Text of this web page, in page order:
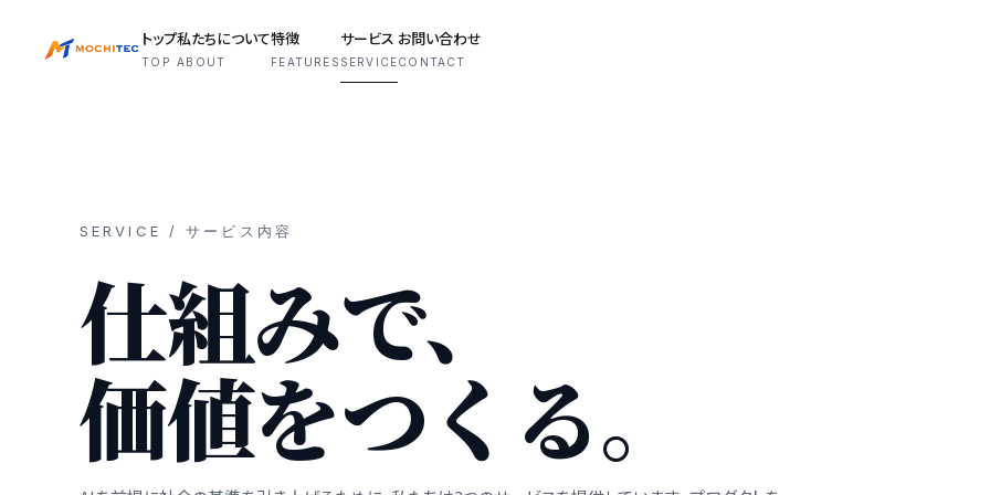
トップ
TOP
私たちについて
ABOUT
特徴
FEATURES
サービス
SERVICE
お問い合わせ
CONTACT
SERVICE / サービス内容
仕組みで、
価値をつくる。